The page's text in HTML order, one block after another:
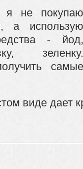
я не покупаю
а использую
- йод,
зеленку.
самые
виде дает